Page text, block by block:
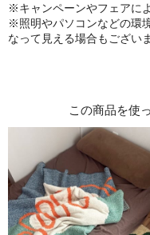
※キャンペーンやフェアに
※照明やパソコンなどの環
なって見える場合もございま
この商品を使